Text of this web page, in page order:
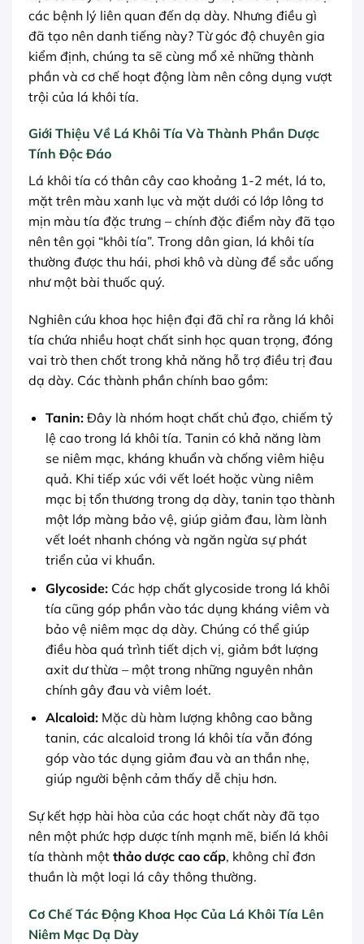
các bệnh lý liên quan đến dạ dày. Nhưng điều gì
đã tạo nên danh tiếng này? Từ góc độ chuyên gia
kiểm định, chúng ta sẽ cùng mổ xẻ những thành
phần và cơ chế hoạt động làm nên công dụng vượt
trội của lá khôi tía.
Giới Thiệu Về Lá Khôi Tía Và Thành Phần Dược
Tính Độc Đáo
Lá khôi tía có thân cây cao khoảng 1-2 mét, lá to,
mặt trên màu xanh lục và mặt dưới có lớp lông tơ
mịn màu tía đặc trưng – chính đặc điểm này đã tạo
nên tên gọi “khôi tía”. Trong dân gian, lá khôi tía
thường được thu hái, phơi khô và dùng để sắc uống
như một bài thuốc quý.
Nghiên cứu khoa học hiện đại đã chỉ ra rằng lá khôi
tía chứa nhiều hoạt chất sinh học quan trọng, đóng
vai trò then chốt trong khả năng hỗ trợ điều trị đau
dạ dày. Các thành phần chính bao gồm:
Tanin:Đây là nhóm hoạt chất chủ đạo, chiếm tỷ
lệ cao trong lá khôi tía. Tanin có khả năng làm
se niêm mạc, kháng khuẩn và chống viêm hiệu
quả. Khi tiếp xúc với vết loét hoặc vùng niêm
mạc bị tổn thương trong dạ dày, tanin tạo thành
một lớp màng bảo vệ, giúp giảm đau, làm lành
vết loét nhanh chóng và ngăn ngừa sự phát
triển của vi khuẩn.
Glycoside:Các hợp chất glycoside trong lá khôi
tía cũng góp phần vào tác dụng kháng viêm và
bảo vệ niêm mạc dạ dày. Chúng có thể giúp
điều hòa quá trình tiết dịch vị, giảm bớt lượng
axit dư thừa – một trong những nguyên nhân
chính gây đau và viêm loét.
Alcaloid:Mặc dù hàm lượng không cao bằng
tanin, các alcaloid trong lá khôi tía vẫn đóng
góp vào tác dụng giảm đau và an thần nhẹ,
giúp người bệnh cảm thấy dễ chịu hơn.
Sự kết hợp hài hòa của các hoạt chất này đã tạo
nên một phức hợp dược tính mạnh mẽ, biến lá khôi
tía thành một thảo dược cao cấp, không chỉ đơn
thuần là một loại lá cây thông thường.
Cơ Chế Tác Động Khoa Học Của Lá Khôi Tía Lên
Niêm Mạc Dạ Dày